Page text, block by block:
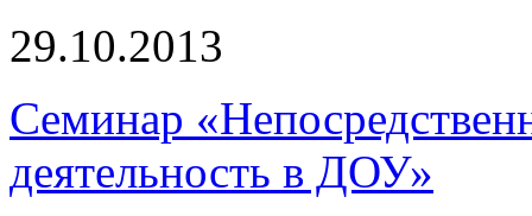
29.10.2013
Семинар
деятельность в ДОУ»